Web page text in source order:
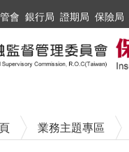
塊
會 銀行局 證期局 保險局
業務主題專區